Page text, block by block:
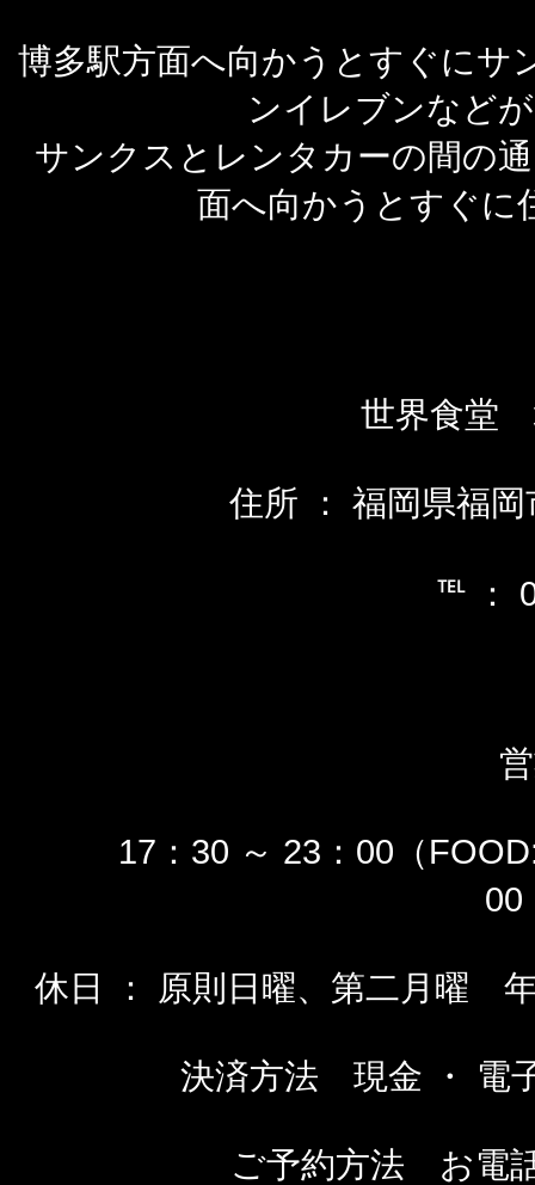
博多駅方面へ向かうとすぐにサ
ンイレブンなど
サンクスとレンタカーの間の
面へ向かうとすぐに
世界食堂
住所 ： 福岡県福
℡ ：
17：30 ～ 23：00（
00
休日 ： 原則日曜、第二月曜
決済方法 現金 ・ 電
ご予約方法 お電